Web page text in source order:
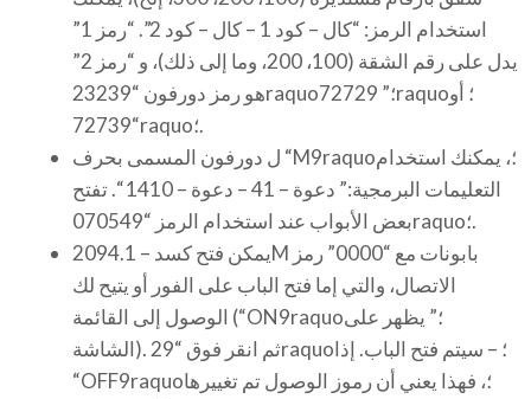
استخدام الرمز: “كال – كود 1 – كال – كود 2”. “رمز 1”
يدل على رقم الشقة (100، 200، وما إلى ذلك)، و “رمز 2”
هو رمز دورفون “23239raquo؛” 72729raquo؛ أو
“72739raquo؛.
ل دورفون المسمى بحرف “M9raquo؛، يمكنك استخدام
التعليمات البرمجية:” دعوة – ​​41 – دعوة – ​​1410 “. تفتح
بعض الأبواب عند استخدام الرمز “070549raquo؛.
يمكن فتح كسد – 2094.1M بابونات مع “0000” رمز
الاتصال، والتي إما فتح الباب على الفور أو يتيح لك
الوصول إلى القائمة (“ON9raquo؛” يظهر على
الشاشة). ثم انقر فوق “29raquo؛ – سيتم فتح الباب. إذا
“OFF9raquo؛، فهذا يعني أن رموز الوصول تم تغييرها